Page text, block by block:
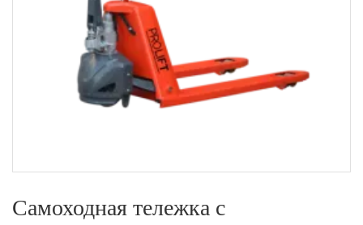
Самоходная тележка с